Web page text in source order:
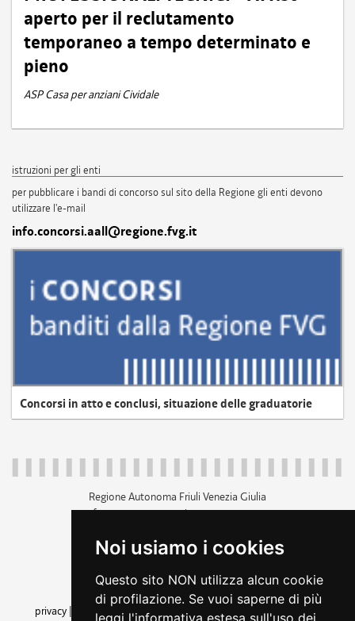
Noi usiamo i cookies
Questo sito NON utilizza alcun cookie
di profilazione. Se vuoi saperne di più
leggi l'informativa estesa sull'uso dei
aperto per il reclutamento
temporaneo a tempo determinato e
pieno
ASP Casa per anziani Cividale
istruzioni per gli enti
per pubblicare i bandi di concorso sul sito della Regione gli enti devono
utilizzare l'e-mail
info.concorsi.aall@regione.fvg.it
Concorsi in atto e conclusi, situazione delle graduatorie
Regione Autonoma Friuli Venezia Giulia
c.f. 80014930327; p.iva 00526040324
+39 040 3771111
amministrazione trasparente
privacy
cookie |note legali accessibilità
dichiarazione di